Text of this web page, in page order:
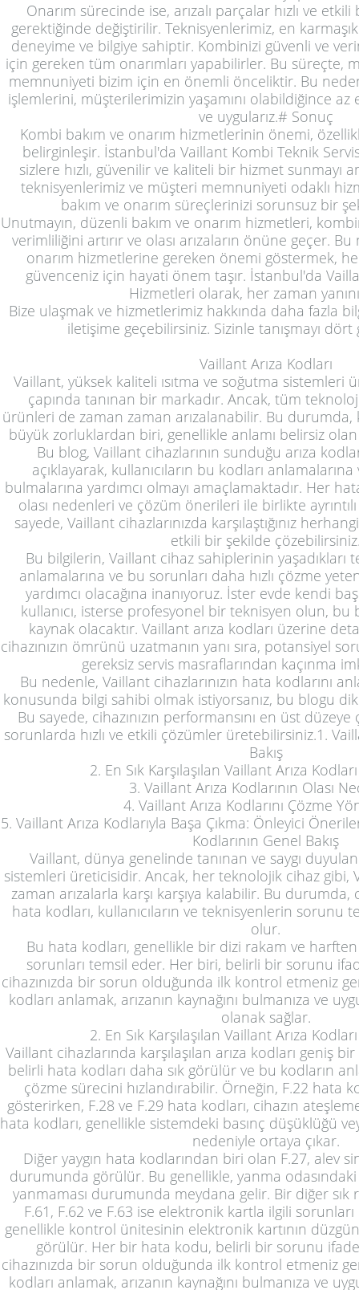
Onarım sürecinde ise, arızalı parçalar hızlı ve
gerektiğinde değiştirilir. Teknisyenlerimiz, en
deneyime ve bilgiye sahiptir. Kombinizi güvenli ve
için gereken tüm onarımları yapabilirler. Bu süreçte,
memnuniyeti bizim için en önemli önceliktir. Bu
işlemlerini, müşterilerimizin yaşamını olabildiğince
ve uygularız.# Sonuç
Kombi bakım ve onarım hizmetlerinin önemi,
belirginleşir. İstanbul'da Vaillant Kombi Teknik
sizlere hızlı, güvenilir ve kaliteli bir hizmet sunmayı
teknisyenlerimiz ve müşteri memnuniyeti odaklı
bakım ve onarım süreçlerinizi sorunsuz bir
Unutmayın, düzenli bakım ve onarım hizmetleri,
verimliliğini artırır ve olası arızaların önüne geçer.
onarım hizmetlerine gereken önemi göstermek,
güvenceniz için hayati önem taşır. İstanbul'da
Hizmetleri olarak, her zaman
Bize ulaşmak ve hizmetlerimiz hakkında daha fazla
iletişime geçebilirsiniz. Sizinle tanışmayı
Vaillant Arıza Kodları
Vaillant, yüksek kaliteli ısıtma ve soğutma
çapında tanınan bir markadır. Ancak, tüm
ürünleri de zaman zaman arızalanabilir. Bu durumda,
büyük zorluklardan biri, genellikle anlamı belirsiz
Bu blog, Vaillant cihazlarının sunduğu arıza
açıklayarak, kullanıcıların bu kodları
bulmalarına yardımcı olmayı amaçlamaktadır. Her
olası nedenleri ve çözüm önerileri ile birlikte
sayede, Vaillant cihazlarınızda karşılaştığınız
etkili bir şekilde
Bu bilgilerin, Vaillant cihaz sahiplerinin yaşadıkları
anlamalarına ve bu sorunları daha hızlı çözme
yardımcı olacağına inanıyoruz. İster evde kendi
kullanıcı, isterse profesyonel bir teknisyen olun,
kaynak olacaktır. Vaillant arıza kodları üzerine
cihazınızın ömrünü uzatmanın yanı sıra, potansiyel
gereksiz servis masraflarından kaçınma
Bu nedenle, Vaillant cihazlarınızın hata kodlarını
konusunda bilgi sahibi olmak istiyorsanız, bu blogu
Bu sayede, cihazınızın performansını en üst
sorunlarda hızlı ve etkili çözümler üretebilirsiniz.1.
Bakış
2. En Sık Karşılaşılan Vaillant Arıza
3. Vaillant Arıza Kodlarının Olası
4. Vaillant Arıza Kodlarını Çözme
5. Vaillant Arıza Kodlarıyla Başa Çıkma: Önleyici
Kodlarının Genel Bakış
Vaillant, dünya genelinde tanınan ve saygı
sistemleri üreticisidir. Ancak, her teknolojik cihaz gibi,
zaman arızalarla karşı karşıya kalabilir. Bu durumda,
hata kodları, kullanıcıların ve teknisyenlerin sorunu
olur.
Bu hata kodları, genellikle bir dizi rakam ve
sorunları temsil eder. Her biri, belirli bir sorunu
cihazınızda bir sorun olduğunda ilk kontrol etmeniz
kodları anlamak, arızanın kaynağını bulmanıza ve
olanak sağlar.
2. En Sık Karşılaşılan Vaillant Arıza
Vaillant cihazlarında karşılaşılan arıza kodları geniş
belirli hata kodları daha sık görülür ve bu kodların
çözme sürecini hızlandırabilir. Örneğin, F.22 hata
gösterirken, F.28 ve F.29 hata kodları, cihazın
hata kodları, genellikle sistemdeki basınç düşüklüğü
nedeniyle ortaya çıkar.
Diğer yaygın hata kodlarından biri olan F.27, alev
durumunda görülür. Bu genellikle, yanma
yanmaması durumunda meydana gelir. Bir diğer
F.61, F.62 ve F.63 ise elektronik kartla ilgili
genellikle kontrol ünitesinin elektronik kartının
görülür. Her bir hata kodu, belirli bir sorunu
cihazınızda bir sorun olduğunda ilk kontrol etmeniz
kodları anlamak, arızanın kaynağını bulmanıza ve